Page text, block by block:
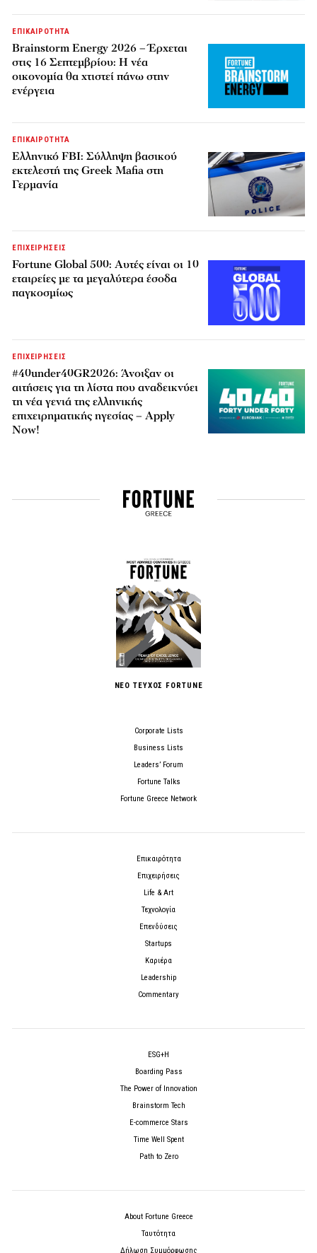
ΕΠΙΚΑΙΡΟΤΗΤΑ
Brainstorm Energy 2026 – Έρχεται
στις 16 Σεπτεμβρίου: Η νέα
οικονομία θα χτιστεί πάνω στην
ενέργεια
ΕΠΙΚΑΙΡΟΤΗΤΑ
Ελληνικό FBI: Σύλληψη βασικού
εκτελεστή της Greek Mafia στη
Γερμανία
ΕΠΙΧΕΙΡΗΣΕΙΣ
Fortune Global 500: Αυτές είναι οι 10
εταιρείες με τα μεγαλύτερα έσοδα
παγκοσμίως
ΕΠΙΧΕΙΡΗΣΕΙΣ
#40under40GR2026: Άνοιξαν οι
αιτήσεις για τη λίστα που αναδεικνύει
τη νέα γενιά της ελληνικής
επιχειρηματικής ηγεσίας – Apply
Now!
ΝΕΟ ΤΕΥΧΟΣ FORTUNE
Corporate Lists
Business Lists
Leaders’ Forum
Fortune Talks
Fortune Greece Network
Επικαιρότητα
Επιχειρήσεις
Life & Art
Τεχνολογία
Επενδύσεις
Startups
Καριέρα
Leadership
Commentary
ESG+H
Boarding Pass
The Power of Innovation
Brainstorm Tech
E-commerce Stars
Time Well Spent
Path to Zero
About Fortune Greece
Ταυτότητα
Δήλωση Συμμόρφωσης